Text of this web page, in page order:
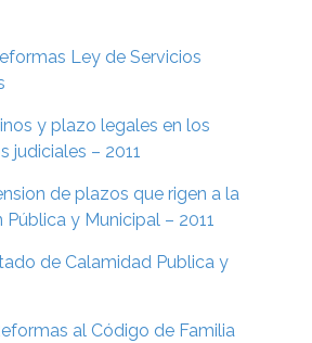
Ley de Servicios
y plazo legales en los
judiciales – 2011
de plazos que rigen a la
y Municipal – 2011
de Calamidad Publica y
al Código de Familia